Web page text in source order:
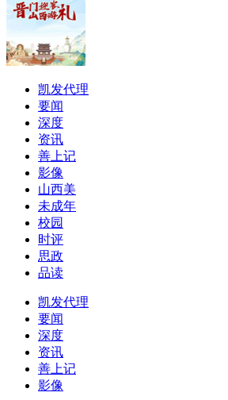
凯发代理
要闻
深度
资讯
善上记
影像
山西美
未成年
校园
时评
思政
品读
凯发代理
要闻
深度
资讯
善上记
影像